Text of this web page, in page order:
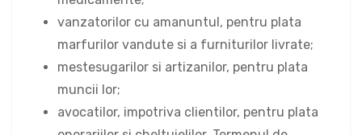
vanzatorilor cu amanuntul, pentru plata
marfurilor vandute si a furniturilor livrate;
mestesugarilor si artizanilor, pentru plata
muncii lor;
avocatilor, impotriva clientilor, pentru plata